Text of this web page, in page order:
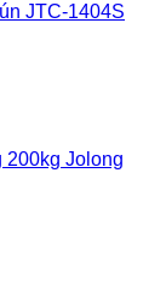
JTC-1404S
200kg Jolong